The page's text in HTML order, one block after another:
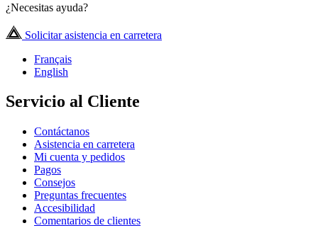
¿Necesitas ayuda?
Solicitar asistencia en carretera
Français
English
Servicio al Cliente
Contáctanos
Asistencia en carretera
Mi cuenta y pedidos
Pagos
Consejos
Preguntas frecuentes
Accesibilidad
Comentarios de clientes